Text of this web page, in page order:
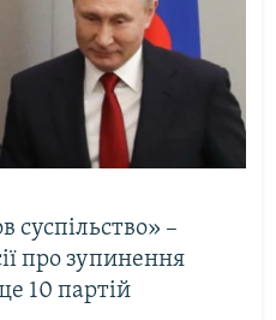
суспільство» –
про зупинення
10 партій